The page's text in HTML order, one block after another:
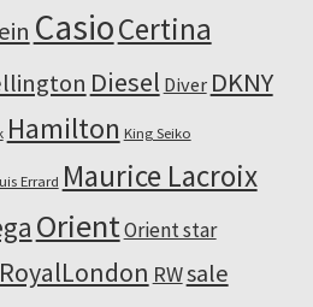
CasioCertina
Diesel Diver DKNY
Hamilton King Seiko
Errard Maurice Lacroix
OrientOrient star
RoyalLondon RWsale